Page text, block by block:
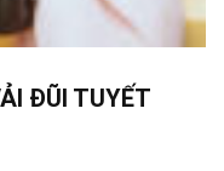
ĐŨI TUYẾT